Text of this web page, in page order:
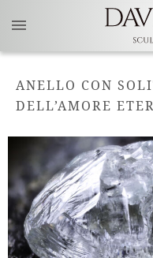
ANELLO CON
DELL’AMORE